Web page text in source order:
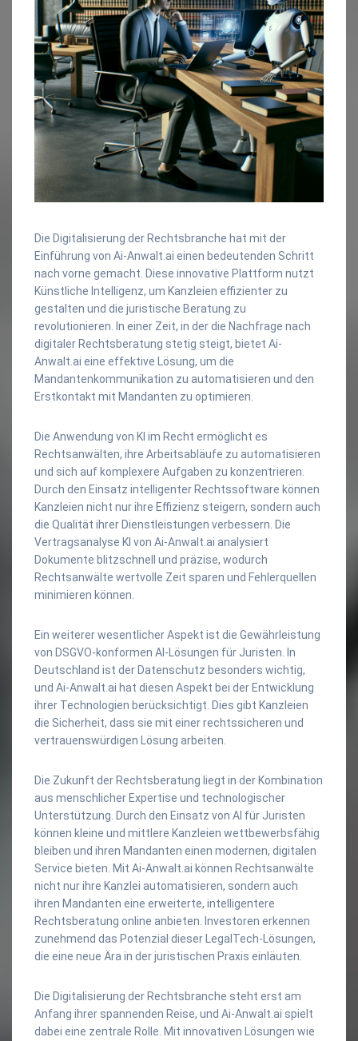
Die Digitalisierung der Rechtsbranche hat mit der
Einführung von Ai-Anwalt.ai einen bedeutenden Schritt
nach vorne gemacht. Diese innovative Plattform nutzt
Künstliche Intelligenz, um Kanzleien effizienter zu
gestalten und die juristische Beratung zu
revolutionieren. In einer Zeit, in der die Nachfrage nach
digitaler Rechtsberatung stetig steigt, bietet Ai-
Anwalt.ai eine effektive Lösung, um die
Mandantenkommunikation zu automatisieren und den
Erstkontakt mit Mandanten zu optimieren.
Die Anwendung von KI im Recht ermöglicht es
Rechtsanwälten, ihre Arbeitsabläufe zu automatisieren
und sich auf komplexere Aufgaben zu konzentrieren.
Durch den Einsatz intelligenter Rechtssoftware können
Kanzleien nicht nur ihre Effizienz steigern, sondern auch
die Qualität ihrer Dienstleistungen verbessern. Die
Vertragsanalyse KI von Ai-Anwalt.ai analysiert
Dokumente blitzschnell und präzise, wodurch
Rechtsanwälte wertvolle Zeit sparen und Fehlerquellen
minimieren können.
Ein weiterer wesentlicher Aspekt ist die Gewährleistung
von DSGVO-konformen AI-Lösungen für Juristen. In
Deutschland ist der Datenschutz besonders wichtig,
und Ai-Anwalt.ai hat diesen Aspekt bei der Entwicklung
ihrer Technologien berücksichtigt. Dies gibt Kanzleien
die Sicherheit, dass sie mit einer rechtssicheren und
vertrauenswürdigen Lösung arbeiten.
Die Zukunft der Rechtsberatung liegt in der Kombination
aus menschlicher Expertise und technologischer
Unterstützung. Durch den Einsatz von AI für Juristen
können kleine und mittlere Kanzleien wettbewerbsfähig
bleiben und ihren Mandanten einen modernen, digitalen
Service bieten. Mit Ai-Anwalt.ai können Rechtsanwälte
nicht nur ihre Kanzlei automatisieren, sondern auch
ihren Mandanten eine erweiterte, intelligentere
Rechtsberatung online anbieten. Investoren erkennen
zunehmend das Potenzial dieser LegalTech-Lösungen,
die eine neue Ära in der juristischen Praxis einläuten.
Die Digitalisierung der Rechtsbranche steht erst am
Anfang ihrer spannenden Reise, und Ai-Anwalt.ai spielt
dabei eine zentrale Rolle. Mit innovativen Lösungen wie